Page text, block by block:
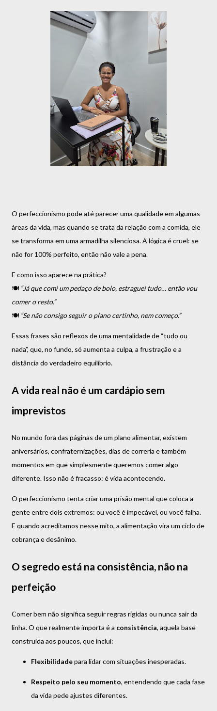
O perfeccionismo pode até parecer uma qualidade em algumas
áreas da vida, mas quando se trata da relação com a comida, ele
se transforma em uma armadilha silenciosa. A lógica é cruel: se
não for 100% perfeito, então não vale a pena.
E como isso aparece na prática?
🍽️ “Já que comi um pedaço de bolo, estraguei tudo… então vou
comer o resto.”
🍽️ “Se não consigo seguir o plano certinho, nem começo.”
Essas frases são reflexos de uma mentalidade de “tudo ou
nada”, que, no fundo, só aumenta a culpa, a frustração e a
distância do verdadeiro equilíbrio.
A vida real não é um cardápio sem
imprevistos
No mundo fora das páginas de um plano alimentar, existem
aniversários, confraternizações, dias de correria e também
momentos em que simplesmente queremos comer algo
diferente. Isso não é fracasso: é vida acontecendo.
O perfeccionismo tenta criar uma prisão mental que coloca a
gente entre dois extremos: ou você é impecável, ou você falha.
E quando acreditamos nesse mito, a alimentação vira um ciclo de
cobrança e desânimo.
O segredo está na consistência, não na
perfeição
Comer bem não significa seguir regras rígidas ou nunca sair da
linha. O que realmente importa é a consistência, aquela base
construída aos poucos, que inclui:
Flexibilidadepara lidar com situações inesperadas.
Respeito pelo seu momento, entendendo que cada fase
da vida pede ajustes diferentes.